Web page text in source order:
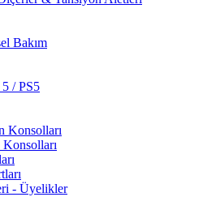
Bakım
/ PS5
Konsolları
- Üyelikler